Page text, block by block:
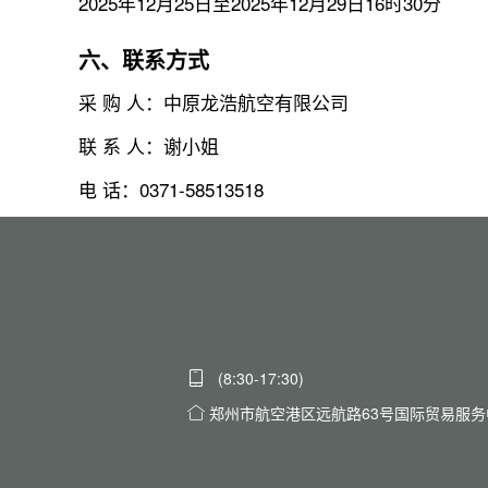
六、联系方式
采 购 人：中原龙浩航空有限公司
联 系 人：谢小姐
电 话：0371-58513518
(8:30-17:30)
郑州市航空港区远航路63号国际贸易服